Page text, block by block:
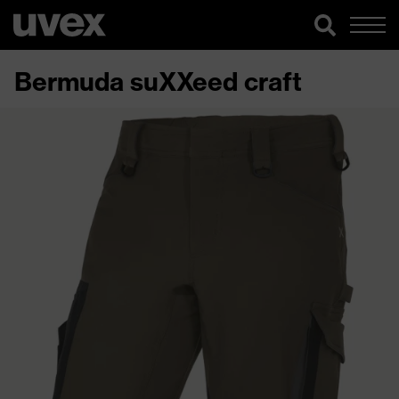
Bermuda suXXeed craft